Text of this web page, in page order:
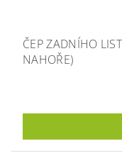
ČEP ZADNÍHO
NAHOŘE)